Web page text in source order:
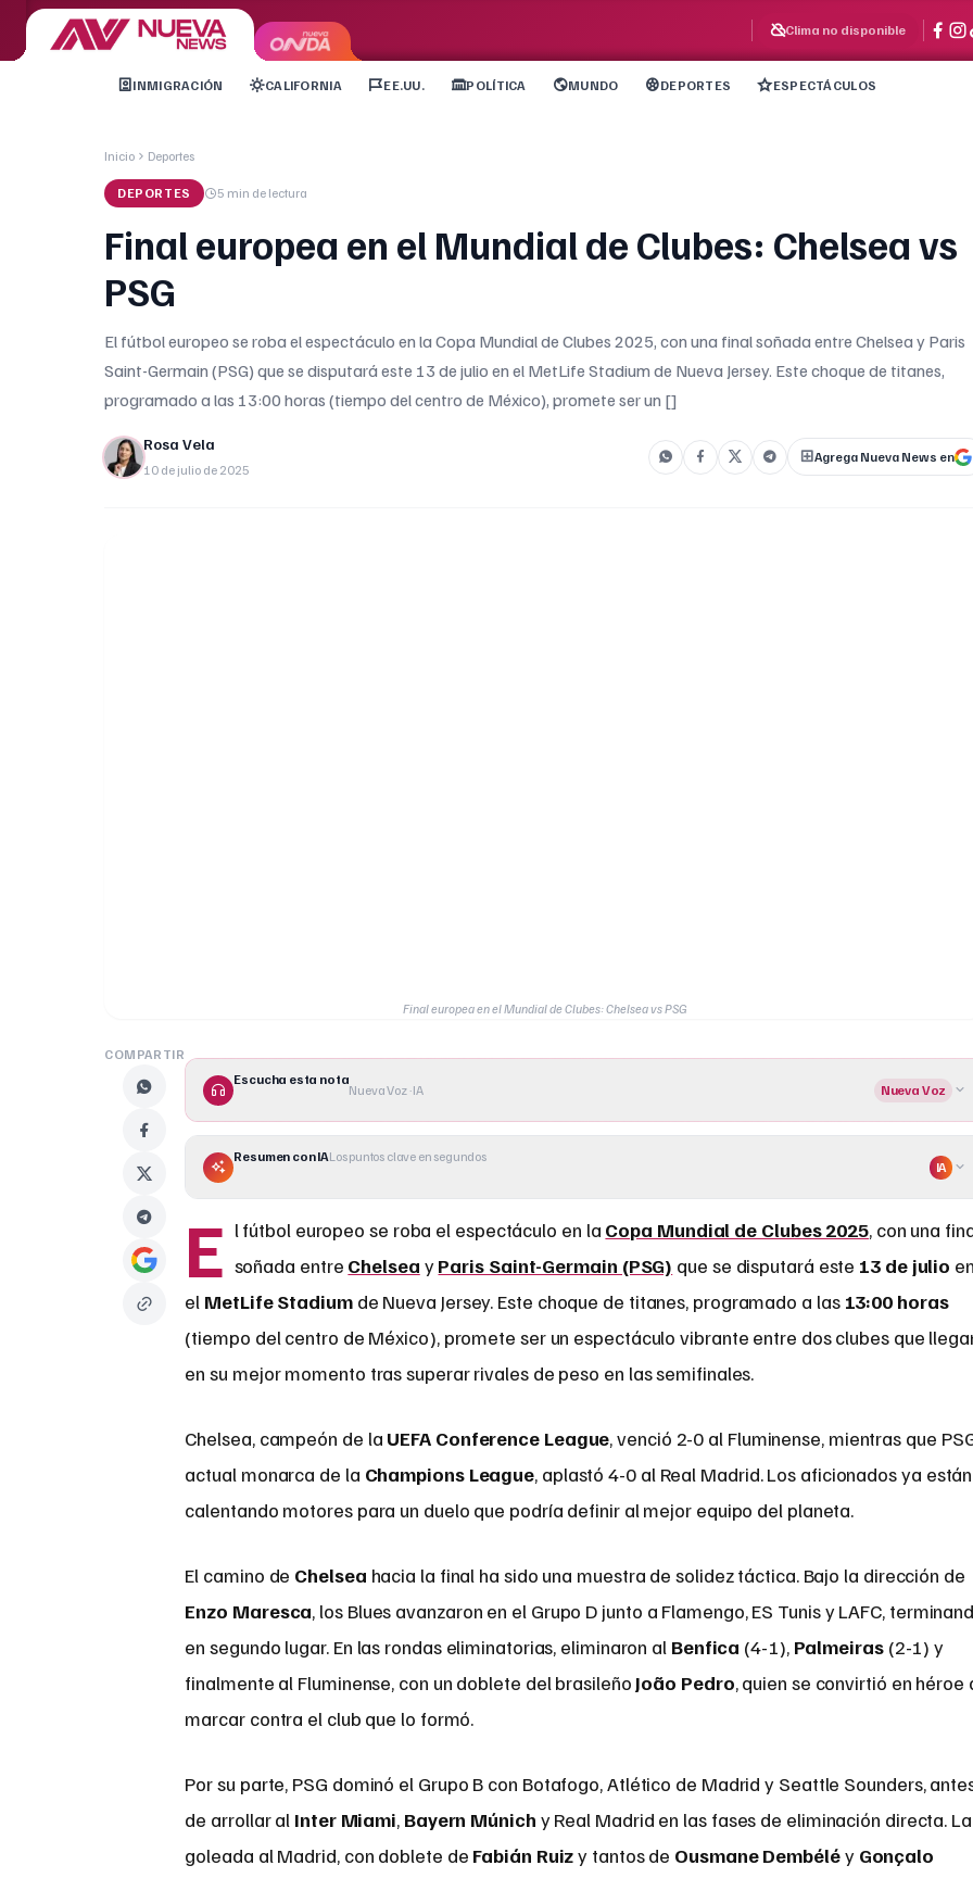
Clima no disponible
INMIGRACIÓN CALIFORNIA EE.UU. POLÍTICA MUNDO DEPORTES ESPECTÁCULOS
Inicio Deportes
DEPORTES 5 min de lectura
Final europea en el Mundial de Clubes: Chelsea vs
PSG
El fútbol europeo se roba el espectáculo en la Copa Mundial de Clubes 2025, con una final soñada entre Chelsea y Paris
Saint-Germain (PSG) que se disputará este 13 de julio en el MetLife Stadium de Nueva Jersey. Este choque de titanes,
programado a las 13:00 horas (tiempo del centro de México), promete ser un []
Rosa Vela
10 de julio de 2025
Agrega Nueva News en
Final europea en el Mundial de Clubes: Chelsea vs PSG
COMPARTIR
Escucha esta nota
Nueva Voz · IA Nueva Voz
Resumen con IALos puntos clave en segundos
IA
E l fútbol europeo se roba el espectáculo en la Copa Mundial de Clubes 2025, con una
soñada entre Chelsea yParis Saint-Germain (PSG) que se disputará este 13 de julio en
el MetLife Stadiumde Nueva Jersey. Este choque de titanes, programado a las 13:00 horas
(tiempo del centro de México), promete ser un espectáculo vibrante entre dos clubes que
en su mejor momento tras superar rivales de peso en las semifinales.
Chelsea, campeón de la UEFA Conference League, venció 2-0 al Fluminense, mientras que
actual monarca de la Champions League, aplastó 4-0 al Real Madrid. Los aficionados ya están
calentando motores para un duelo que podría definir al mejor equipo del planeta.
El camino de Chelsea hacia la final ha sido una muestra de solidez táctica. Bajo la dirección de
Enzo Maresca, los Blues avanzaron en el Grupo D junto a Flamengo, ES Tunis y LAFC,
en segundo lugar. En las rondas eliminatorias, eliminaron al Benfica (4-1), Palmeiras(2-1) y
finalmente al Fluminense, con un doblete del brasileño João Pedro, quien se convirtió en héroe
marcar contra el club que lo formó.
Por su parte, PSG dominó el Grupo B con Botafogo, Atlético de Madrid y Seattle Sounders,
de arrollar al Inter Miami, Bayern Múnich y Real Madrid en las fases de eliminación directa. La
goleada al Madrid, con doblete de Fabián Ruizy tantos de Ousmane Dembéléy Gonçalo